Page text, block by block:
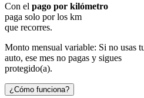
Con el pago por kilómetro
paga solo por los km
que recorres.
Monto mensual variable: Si no usas
auto, ese mes no pagas y sigues
protegido(a).
¿Cómo funciona?